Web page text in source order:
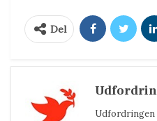
Del
Udfordringen